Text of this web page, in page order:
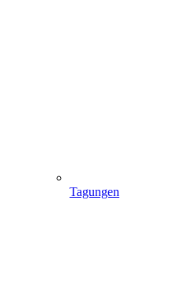
Tagungen